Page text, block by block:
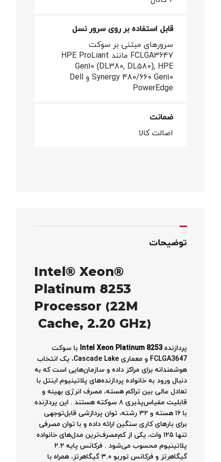
قابل استفاده بر روی سرور نسل
سرورهای مبتنی بر سوکت
FCLGA3647 مانند HPE ProLiant
Gen10 (DL380, DL580), HPE
Synergy 480/660 Gen10 و Dell
PowerEdge
ضمانت
اصالت کالا
توضیحات
Intel® Xeon®
Platinum 8253
Processor (22M
Cache, 2.20 GHz)
پردازندهIntel Xeon Platinum 8253 با سوکت
FCLGA3647 و معماری Cascade Lake، یک انتخاب
هوشمندانه برای مراکز داده و سازمان‌هایی است که به
دنبال ورود به خانواده پردازنده‌های پلاتینیوم اینتل با
تعادل عالی بین تراکم هسته، مصرف انرژی بهینه و
قابلیت مقیاس‌پذیری ۸ سوکته هستند
. این پردازنده
با ۱۶ هسته و ۳۲ رشته، توان پردازشی قابل‌توجهی
برای بارهای کاری سنگین ارائه داده و با توان مصرفی
تنها ۱۲۵ وات، یکی از کم‌مصرف‌ترین مدل‌های خانواده
پلاتینیوم محسوب می‌شود
. فرکانس پایه ۲.۲
گیگاهرتز و فرکانس توربو ۳.۰ گیگاهرتز، همراه با